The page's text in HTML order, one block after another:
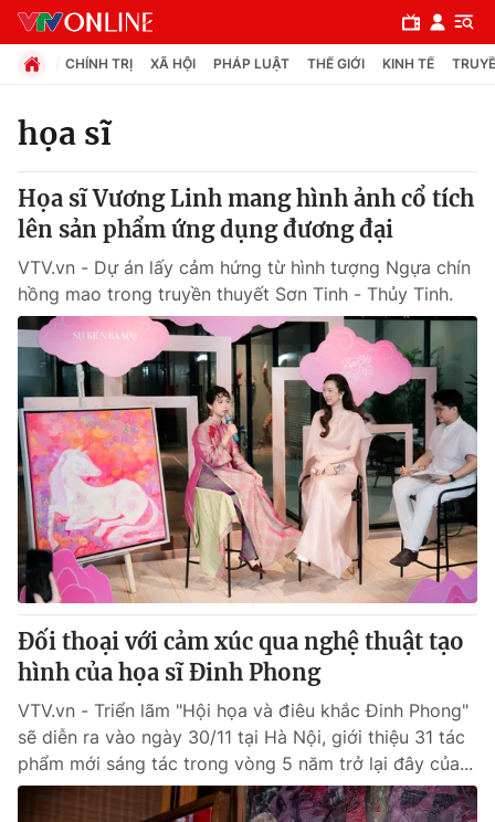
Chuyên mục
Chính trị
Xã hội
Pháp luật
Y tế
Thế giới
Tin tức
Thế giới đó đây
Câu chuyện quốc tế
Kinh tế
Tài chính
Thị trường
Góc doanh nghiệp
Dữ liệu và đời sống
Truyền hình
Phim VTV
Hậu trường
Giải trí
Điện ảnh
Đời sống
CHÍNH TRỊ XÃ HỘI PHÁP LUẬT THẾ GIỚI KINH TẾ
họa sĩ
Họa sĩ Vương Linh mang hình ảnh cổ tích
lên sản phẩm ứng dụng đương đại
VTV.vn - Dự án lấy cảm hứng từ hình tượng Ngựa chín
hồng mao trong truyền thuyết Sơn Tinh - Thủy Tinh.
Đối thoại với cảm xúc qua nghệ thuật tạo
hình của họa sĩ Đinh Phong
VTV.vn - Triển lãm "Hội họa và điêu khắc Đinh Phong"
sẽ diễn ra vào ngày 30/11 tại Hà Nội, giới thiệu 31 tác
phẩm mới sáng tác trong vòng 5 năm trở lại đây của...